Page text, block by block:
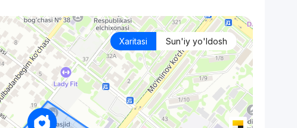
Xaritasi Sun'iy yo'ldosh